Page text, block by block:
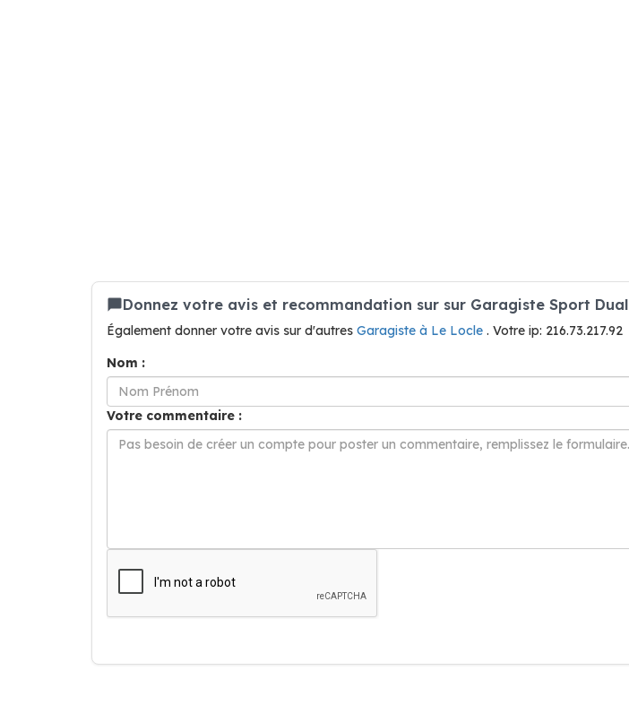
Donnez votre avis et recommandation sur sur Garagiste Sport Dual
Également donner votre avis sur d'autres Garagiste à Le Locle . Votre ip: 216.73.217.92
Nom :
Votre commentaire :